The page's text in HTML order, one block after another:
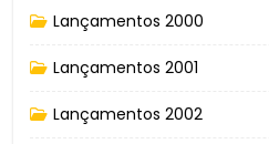
Lançamentos 2000
Lançamentos 2001
Lançamentos 2002